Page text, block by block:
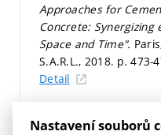
Approaches for
Concrete: Synergizing
Space and Time".
S.A.R.L., 2018. p. 473-
Detail
of high-temperature
Nastavení souborů